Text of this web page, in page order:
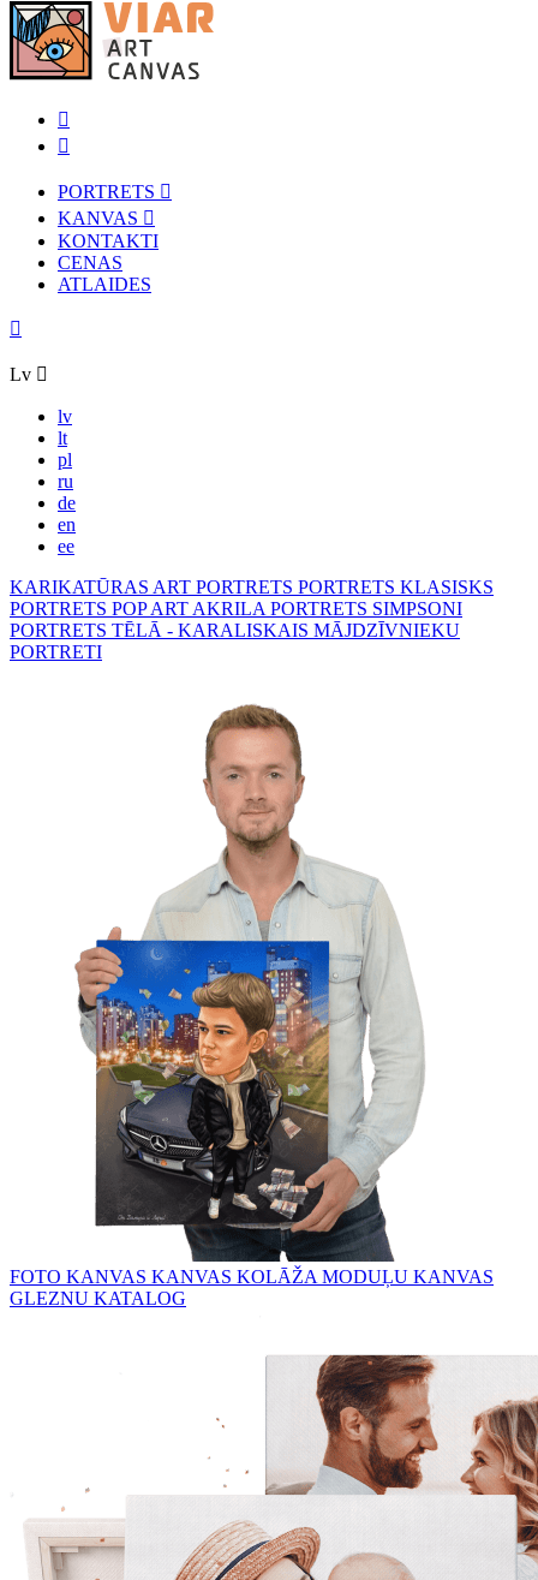
PORTRETS
KANVAS
KONTAKTI
CENAS
ATLAIDES
Lv
lv
lt
pl
ru
de
en
ee
KARIKATŪRAS ART PORTRETS PORTRETS KLASISKS
PORTRETS POP ART AKRILA PORTRETS SIMPSONI
PORTRETS TĒLĀ - KARALISKAIS MĀJDZĪVNIEKU
PORTRETI
FOTO KANVAS KANVAS KOLĀŽA MODUĻU KANVAS
GLEZNU KATALOG